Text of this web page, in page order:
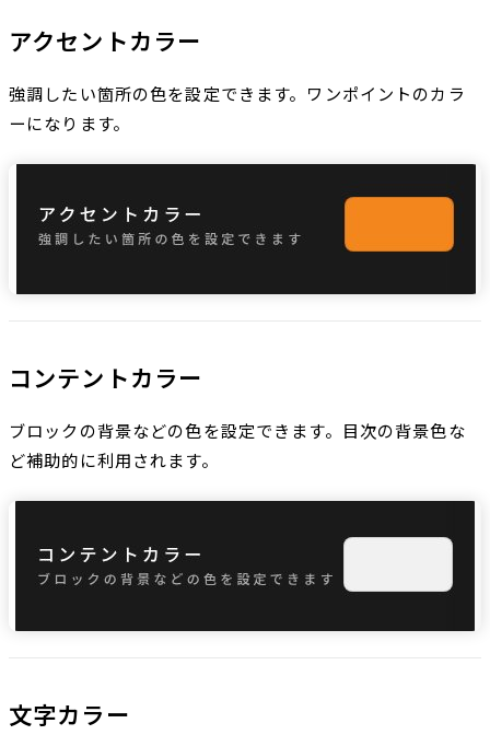
アクセントカラー
強調したい箇所の色を設定できます。ワンポイントのカラ
ーになります。
コンテントカラー
ブロックの背景などの色を設定できます。目次の背景色な
ど補助的に利用されます。
文字カラー